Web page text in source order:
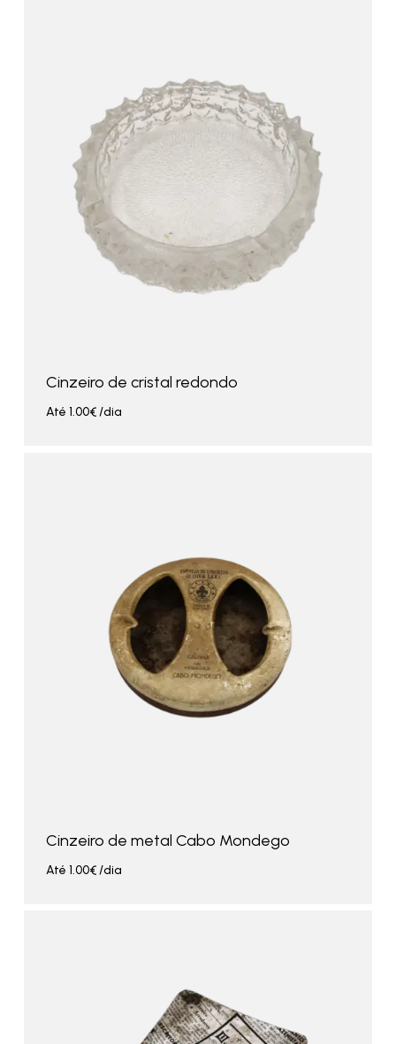
Cinzeiro de cristal redondo
Até 1.00€/dia
Cinzeiro de metal Cabo Mondego
Até 1.00€/dia